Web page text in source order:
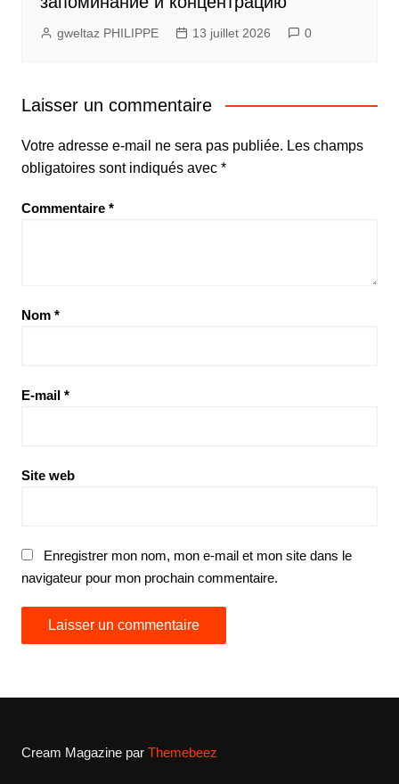
gweltaz PHILIPPE 13 juillet 2026 0
Laisser un commentaire
Votre adresse e-mail ne sera pas publiée. Les champs
obligatoires sont indiqués avec *
Commentaire *
Nom *
E-mail *
Site web
Enregistrer mon nom, mon e-mail et mon site dans le
navigateur pour mon prochain commentaire.
Cream Magazine par Themebeez